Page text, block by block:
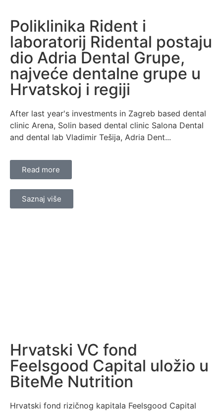
Poliklinika Rident i
laboratorij Ridental postaju
dio Adria Dental Grupe,
najveće dentalne grupe u
Hrvatskoj i regiji
After last year's investments in Zagreb based dental
clinic Arena, Solin based dental clinic Salona Dental
and dental lab Vladimir Tešija, Adria Dent...
Read more
Saznaj više
Hrvatski VC fond
Feelsgood Capital uložio u
BiteMe Nutrition
Hrvatski fond rizičnog kapitala Feelsgood Capital